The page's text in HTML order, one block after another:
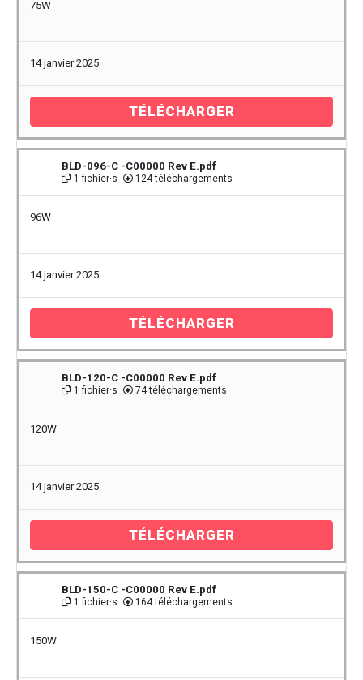
75W
14 janvier 2025
TÉLÉCHARGER
BLD-096-C -C00000 Rev E.pdf
1 fichier·s 124 téléchargements
96W
14 janvier 2025
TÉLÉCHARGER
BLD-120-C -C00000 Rev E.pdf
1 fichier·s 74 téléchargements
120W
14 janvier 2025
TÉLÉCHARGER
BLD-150-C -C00000 Rev E.pdf
1 fichier·s 164 téléchargements
150W